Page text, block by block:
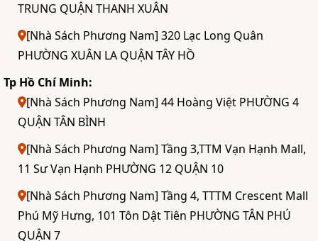
TRUNG QUẬN THANH XUÂN
[Nhà Sách Phương Nam] 320 Lạc Long Quân
PHƯỜNG XUÂN LA QUẬN TÂY HỒ
Tp Hồ Chí Minh:
[Nhà Sách Phương Nam] 44 Hoàng Việt PHƯỜNG 4
QUẬN TÂN BÌNH
[Nhà Sách Phương Nam] Tầng 3,TTM Vạn Hạnh Mall,
11 Sư Vạn Hạnh PHƯỜNG 12 QUẬN 10
[Nhà Sách Phương Nam] Tầng 4, TTTM Crescent Mall
Phú Mỹ Hưng, 101 Tôn Dật Tiên PHƯỜNG TÂN PHÚ
QUẬN 7